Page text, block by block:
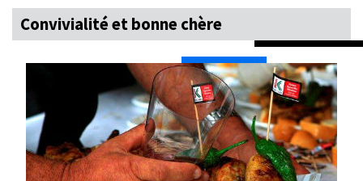
Convivialité et bonne chère